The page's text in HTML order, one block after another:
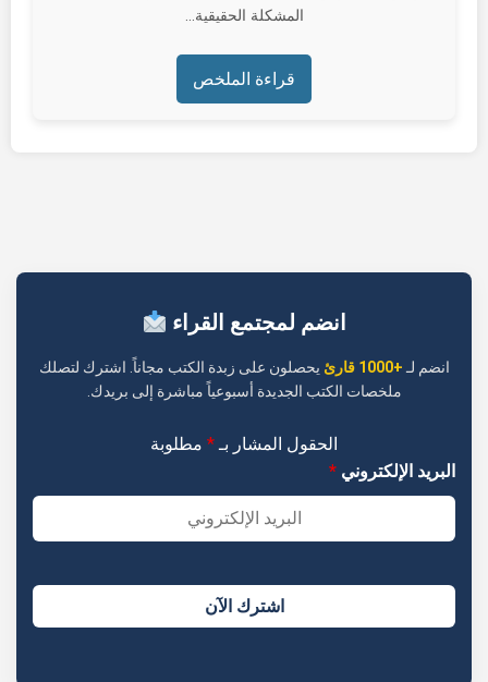
المشكلة الحقيقية...
قراءة الملخص
انضم لمجتمع القراء
انضم لـ +1000 قارئ
يحصلون على زبدة الكتب مجاناً. اشترك لتصلك
ملخصات الكتب الجديدة أسبوعياً مباشرة إلى بريدك.
الحقول المشار بـ* مطلوبة
البريد الإلكتروني *